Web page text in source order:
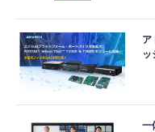
ア
一